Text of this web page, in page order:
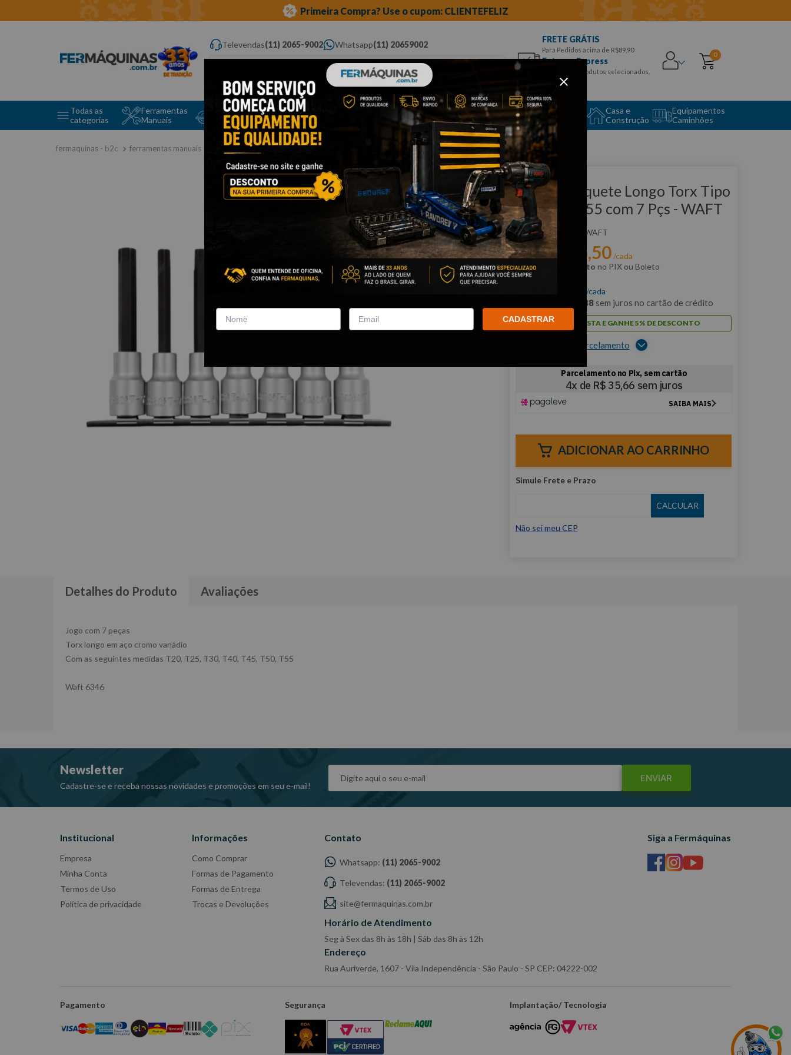
Primeira Compra? Use o cupom: CLIENTEFELIZ
Televendas(11) 2065-9002 Whatsapp(11) 20659002
Digite aqui o que você procura...
FRETE GRÁTIS
Para Pedidos acima de R$89,90
Entrega Express
para CEPS e produtos selecionados,
Aproveite!
0
Todas as
categorias
Ferramentas
Manuais
Ferramentas Elétricas
e Máquinas
Ferramentas
Ferramentas
Automotivas Especiais
Equipamento
Auto Center
Casa e
Construção
Equipamentos
Caminhões
ferramentas manuais jogo de tork e ribe
Clique e veja!
Jogo de Soquete Longo Torx Tipo
do T20 a T55 com 7 Pçs - WAFT
:F6346 WAFT
Por:R$ 135,50/cada
com5% de desconto no PIX ou Boleto
/cada
88sem juros no cartão de crédito
PAGUE À VISTA E GANHE 5% DE DESCONTO
Ver opções de parcelamento
ADICIONAR AO CARRINHO
Não sei meu CEP
Detalhes do Produto Avaliações
Jogo com 7 peças
Torx longo em aço cromo vanádio
Com as seguintes medidas T20, T25, T30, T40, T45, T50, T55
Waft 6346
Newsletter
Cadastre-se e receba nossas novidades e promoções em seu e-mail!
ENVIAR
Institucional
Empresa
Minha Conta
Termos de Uso
Política de privacidade
Informações
Como Comprar
Formas de Pagamento
Formas de Entrega
Trocas e Devoluções
Contato
Whatsapp: (11) 2065-9002
Televendas: (11) 2065-9002
site@fermaquinas.com.br
Horário de Atendimento
Seg à Sex das 8h às 18h | Sáb das 8h às 12h
Endereço
Rua Auriverde, 1607 - Vila Independência - São Paulo - SP CEP: 04222-002
Siga a Fermáquinas
Pagamento Segurança Implantação/ Tecnologia
CADASTRAR